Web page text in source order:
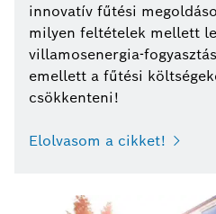
innovatív fűtési
milyen feltételek mellett
villamosenergia-
emellett a fűtési
csökkenteni!
Elolvasom a cikket!